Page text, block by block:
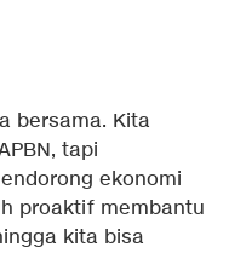
bersama. Kita
tapi
ekonomi
proaktif membantu
kita bisa